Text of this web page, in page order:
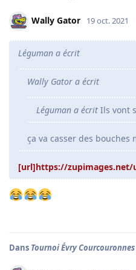
Wally Gator 19 oct. 2021
Léguman a écrit
Wally Gator a écrit
Léguman a écrit Ils vont
ça va casser des bouches
[url]https://zupimages.net/
Dans Tournoi Évry